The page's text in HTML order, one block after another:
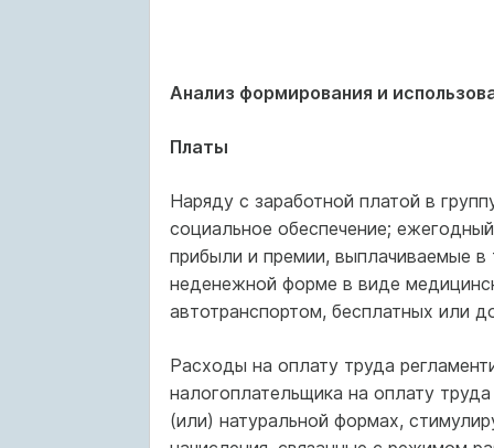
Анализ формирования и
Платы
Наряду с заработной платой в
социальное обеспечение;
прибыли и премии, выплачиваемые в
неденежной форме в виде
автотранспортом, бесплатных или
Расходы на оплату труда
налогоплательщика на оплату
(или) натуральной формах,